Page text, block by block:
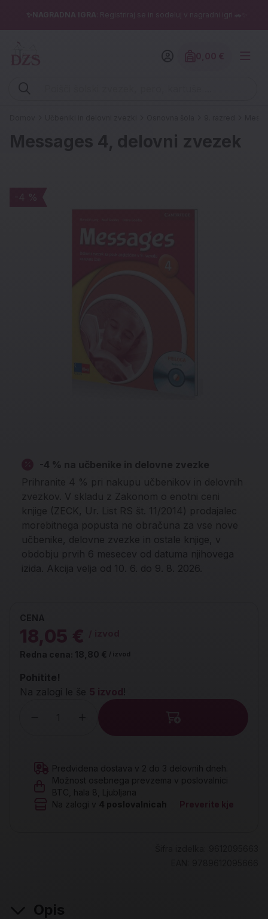
✨NAGRADNA IGRA : Registriraj se in sodeluj v nagradni igri 🚗✨
Vpišite iskalni niz (šolski zvezek, pero, kartuše ...)
Messages 4, delovni zvezek
-4 %
-4 % na učbenike in delovne zvezke
Prihranite 4 % pri nakupu učbenikov in delovnih
zvezkov. V skladu z Zakonom o enotni ceni
knjige (ZECK, Ur. List RS št. 11/2014) prodajalec
morebitnega popusta ne obračuna za vse nove
učbenike, delovne zvezke in ostale knjige, v
obdobju prvih 6 mesecev od datuma njihovega
izida. Akcija velja od 10. 6. do 9. 8. 2026.
CENA
18,05 €
Redna cena: 18,80 € / izvod
Pohitite!
Na zalogi le še 5 izvod!
Predvidena dostava v 2 do 3 delovnih dneh.
Možnost osebnega prevzema v poslovalnici
BTC, hala 8, Ljubljana
Na zalogi v 4 poslovalnicah Preverite kje
Opis